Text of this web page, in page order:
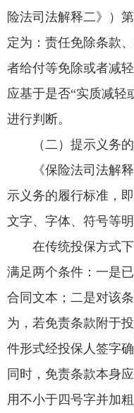
险法司法解释二》）
定为：责任免除条款
者给付等免除或者减
应基于是否“实质减轻
进行判断。
（二）提示义务
《保险法司法解
示义务的履行标准，
文字、字体、符号等
在传统投保方式
满足两个条件：一是
合同文本；二是对该
为，若免责条款附于
件形式经投保人签字
同时，免责条款本身
用不小于四号字并加